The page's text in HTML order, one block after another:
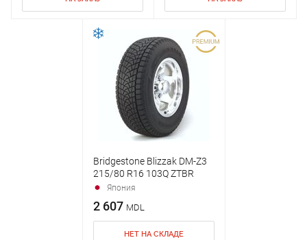
Bridgestone Blizzak DM-Z3
215/80 R16 103Q ZTBR
Япония
2 607 MDL
НЕТ НА СКЛАДЕ